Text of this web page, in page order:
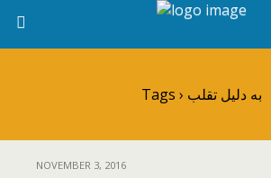
Tags › به دلیل تقلب
NOVEMBER 3, 2016